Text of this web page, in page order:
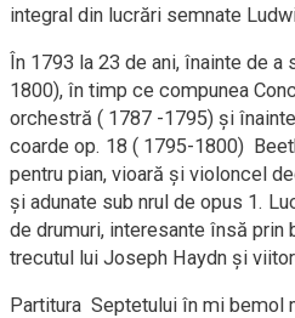
integral din lucrări semnate
În 1793 la 23 de ani, înainte de
1800), în timp ce compunea
orchestră ( 1787 -1795) şi
coarde op. 18 ( 1795-1800)
pentru pian, vioară şi violoncel
şi adunate sub nrul de opus 1.
de drumuri, interesante însă
trecutul lui Joseph Haydn şi
Partitura Septetului în mi bemol